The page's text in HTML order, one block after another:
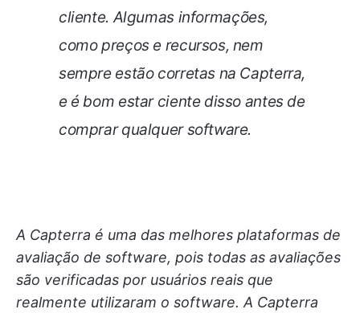
cliente.Algumas informações,
como preços e recursos, nem
sempre estão corretas na Capterra,
e é bom estar ciente disso antes de
comprar qualquer software.
A Capterra é uma das melhores plataformas de
avaliação de software, pois todas as avaliações
são verificadas por usuários reais que
realmente utilizaram o software. A Capterra